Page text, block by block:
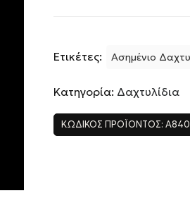
Ετικέτες: Ασημένιο
Κατηγορία: Δαχτυλίδια
ΚΩΔΙΚΌΣ ΠΡΟΪΌΝΤΟΣ: